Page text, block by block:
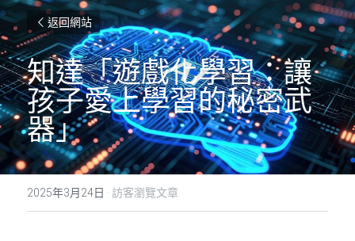
返回網站
知達「遊戲化學習：讓
孩子愛上學習的秘密武
器」
2025年3月24日 · 訪客瀏覽文章